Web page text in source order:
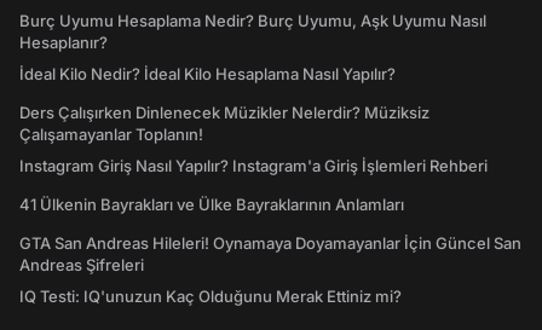
Burç Uyumu Hesaplama Nedir? Burç Uyumu, Aşk Uyumu Nasıl
Hesaplanır?
İdeal Kilo Nedir? İdeal Kilo Hesaplama Nasıl Yapılır?
Ders Çalışırken Dinlenecek Müzikler Nelerdir? Müziksiz
Çalışamayanlar Toplanın!
Instagram Giriş Nasıl Yapılır? Instagram'a Giriş İşlemleri Rehberi
41 Ülkenin Bayrakları ve Ülke Bayraklarının Anlamları
GTA San Andreas Hileleri! Oynamaya Doyamayanlar İçin Güncel San
Andreas Şifreleri
IQ Testi: IQ'unuzun Kaç Olduğunu Merak Ettiniz mi?